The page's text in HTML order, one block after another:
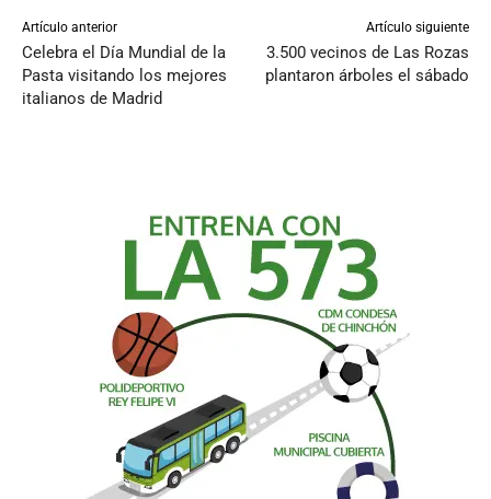
Artículo anterior
Celebra el Día Mundial de la
Pasta visitando los mejores
italianos de Madrid
Artículo siguiente
3.500 vecinos de Las Rozas
plantaron árboles el sábado